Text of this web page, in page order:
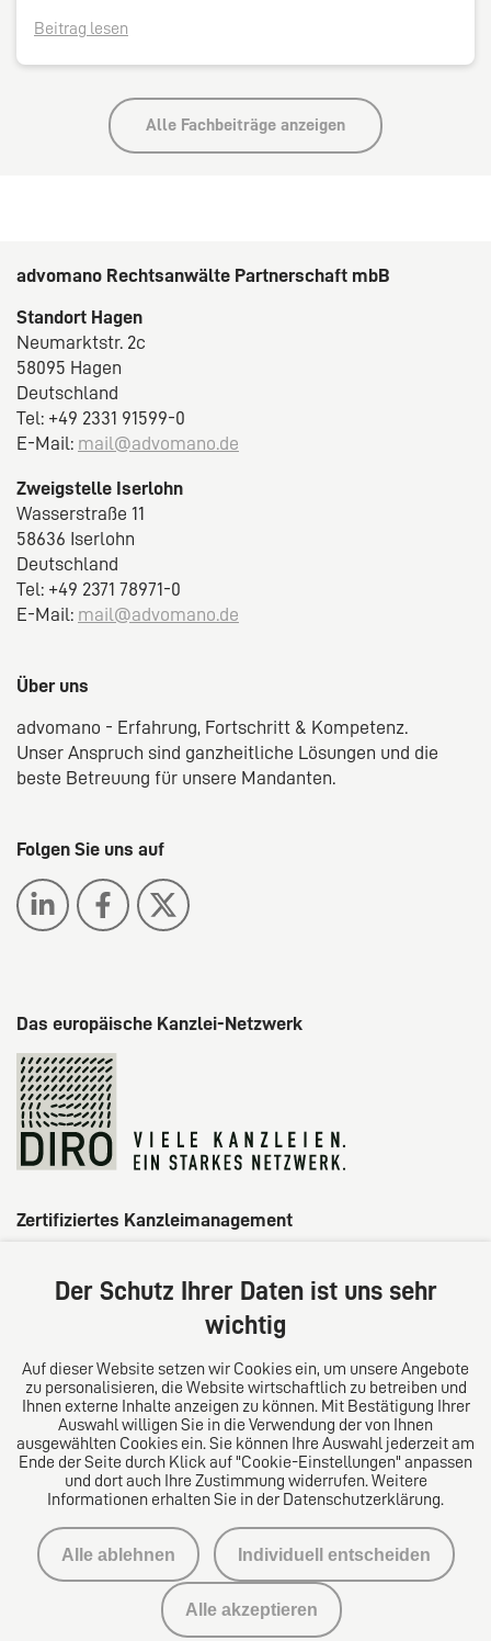
Beitrag lesen
Alle Fachbeiträge anzeigen
advomano Rechtsanwälte Partnerschaft mbB
Standort Hagen
Neumarktstr. 2c
58095 Hagen
Deutschland
Tel: +49 2331 91599-0
E-Mail: mail@advomano.de
Zweigstelle Iserlohn
Wasserstraße 11
58636 Iserlohn
Deutschland
Tel: +49 2371 78971-0
E-Mail: mail@advomano.de
Über uns
advomano - Erfahrung, Fortschritt & Kompetenz.
Unser Anspruch sind ganzheitliche Lösungen und die
beste Betreuung für unsere Mandanten.
Folgen Sie uns auf
Das europäische Kanzlei-Netzwerk
Zertifiziertes Kanzleimanagement
Datenschutzerklärung
Der Schutz Ihrer Daten ist uns sehr
wichtig
Auf dieser Website setzen wir Cookies ein, um unsere Angebote
zu personalisieren, die Website wirtschaftlich zu betreiben und
Ihnen externe Inhalte anzeigen zu können. Mit Bestätigung Ihrer
Auswahl willigen Sie in die Verwendung der von Ihnen
ausgewählten Cookies ein. Sie können Ihre Auswahl jederzeit am
Ende der Seite durch Klick auf "Cookie-Einstellungen" anpassen
und dort auch Ihre Zustimmung widerrufen. Weitere
Informationen erhalten Sie in der Datenschutzerklärung.
Alle ablehnen Individuell entscheiden
Alle akzeptieren